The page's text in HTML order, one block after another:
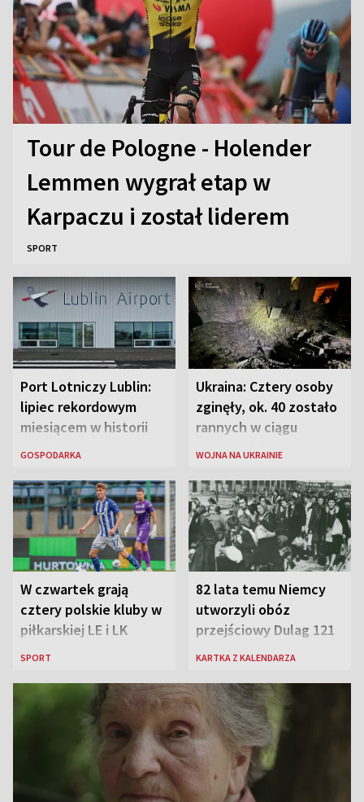
Tour de Pologne - Holender
Lemmen wygrał etap w
Karpaczu i został liderem
SPORT
Port Lotniczy Lublin:
lipiec rekordowym
miesiącem w historii
lotniska
GOSPODARKA
Ukraina: Cztery osoby
zginęły, ok. 40 zostało
rannych w ciągu
ostatniej doby w
WOJNA NA UKRAINIE
W czwartek grają
cztery polskie kluby w
piłkarskiej LE i LK
SPORT
82 lata temu Niemcy
utworzyli obóz
przejściowy Dulag 121
KARTKA Z KALENDARZA